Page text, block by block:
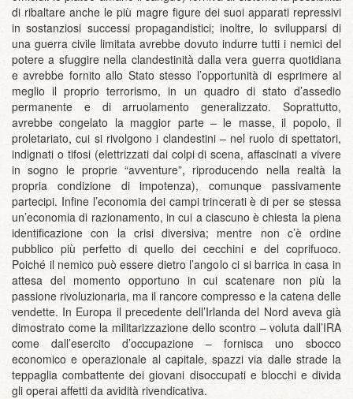
di ribaltare anche le più magre figure dei suoi apparati repressivi
in sostanziosi successi propagandistici; inoltre, lo svilupparsi di
una guerra civile limitata avrebbe dovuto indurre tutti i nemici del
potere a sfuggire nella clandestinità dalla vera guerra quotidiana
e avrebbe fornito allo Stato stesso l’opportunità di esprimere al
meglio il proprio terrorismo, in un quadro di stato d’assedio
permanente e di arruolamento generalizzato. Soprattutto,
avrebbe congelato la maggior parte – le masse, il popolo, il
proletariato, cui si rivolgono i clandestini – nel ruolo di spettatori,
indignati o tifosi (elettrizzati dai colpi di scena, affascinati a vivere
in sogno le proprie “avventure”, riproducendo nella realtà la
propria condizione di impotenza), comunque passivamente
partecipi. Infine l’economia dei campi trincerati è di per se stessa
un’economia di razionamento, in cui a ciascuno è chiesta la piena
identificazione con la crisi diversiva; mentre non c’è ordine
pubblico più perfetto di quello dei cecchini e del coprifuoco.
Poiché il nemico può essere dietro l’angolo ci si barrica in casa in
attesa del momento opportuno in cui scatenare non più la
passione rivoluzionaria, ma il rancore compresso e la catena delle
vendette. In Europa il precedente dell’Irlanda del Nord aveva già
dimostrato come la militarizzazione dello scontro – voluta dall’IRA
come dall’esercito d’occupazione – fornisca uno sbocco
economico e operazionale al capitale, spazzi via dalle strade la
teppaglia combattente dei giovani disoccupati e blocchi e divida
gli operai affetti da avidità rivendicativa.